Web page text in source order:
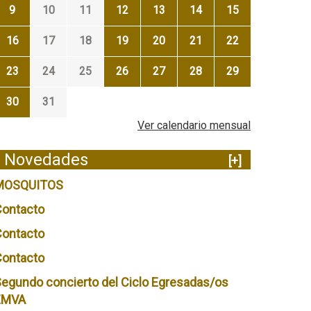
9 10 11 12 13 14 15
16 17 18 19 20 21 22
23 24 25 26 27 28 29
30
31
Ver calendario mensual
Novedades
[+]
concierto del Ciclo Egresadas/os